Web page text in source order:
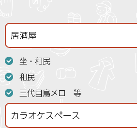
居酒屋
坐・和民
和民
三代目鳥メロ 等
カラオケスペース